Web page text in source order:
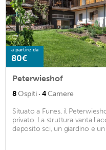
a partire da
80€
Peterwieshof
8Ospiti · 4Camere
Situato a Funes, il
privato. La struttura vanta
deposito sci, un giardino e un